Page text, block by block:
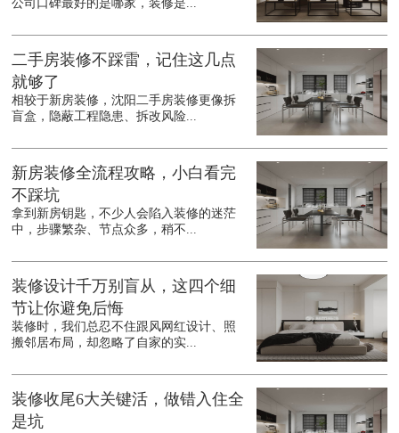
公司口碑最好的是哪家，装修是...
二手房装修不踩雷，记住这几点
就够了
相较于新房装修，沈阳二手房装修更像拆
盲盒，隐蔽工程隐患、拆改风险...
新房装修全流程攻略，小白看完
不踩坑
拿到新房钥匙，不少人会陷入装修的迷茫
中，步骤繁杂、节点众多，稍不...
装修设计千万别盲从，这四个细
节让你避免后悔
装修时，我们总忍不住跟风网红设计、照
搬邻居布局，却忽略了自家的实...
装修收尾6大关键活，做错入住全
是坑